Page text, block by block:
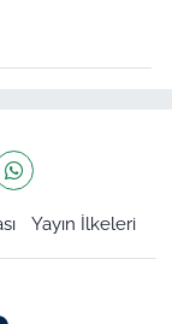
Yayın İlkeleri